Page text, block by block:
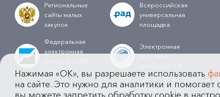
Региональные
сайты малых
закупок
Всероссийская
универсальная
площадка
Федеральная
электронная
Торг
Электронная
торговая
© Компания "Приоритет" 2013 - 2026
Нажимая «OK», вы разрешаете использовать
на сайте. Это нужно для аналитики и помогает